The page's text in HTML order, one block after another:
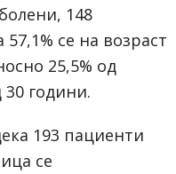
148
се на возраст
25,5% од
30 години.
193 пациенти
се